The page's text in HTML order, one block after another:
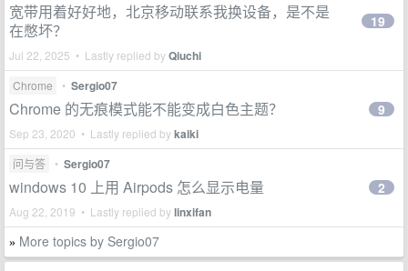
宽带用着好好地，北京移动联系我换设备，是不是
在憋坏？
Jul 22, 2025 • Lastly replied byQiuchi
19
Chrome • Sergio07
Chrome 的无痕模式能不能变成白色主题？
Sep 23, 2020 • Lastly replied bykaiki
9
问与答 • Sergio07
windows 10 上用 Airpods 怎么显示电量
Aug 22, 2019 • Lastly replied bylinxifan
2
» More topics by Sergio07